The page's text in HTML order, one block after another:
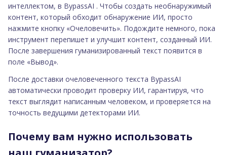
интеллектом, в BypassAI . Чтобы создать необнаружимый
контент, который обходит обнаружение ИИ, просто
нажмите кнопку «Очеловечить». Подождите немного, пока
инструмент перепишет и улучшит контент, созданный ИИ.
После завершения гуманизированный текст появится в
поле «Вывод».
После доставки очеловеченного текста BypassAI
автоматически проводит проверку ИИ, гарантируя, что
текст выглядит написанным человеком, и проверяется на
точность ведущими детекторами ИИ.
Почему вам нужно использовать